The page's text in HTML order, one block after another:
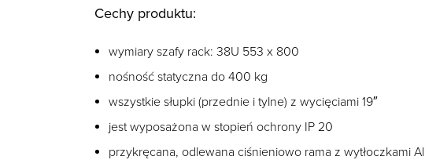
Cechy produktu:
wymiary szafy rack: 38U 553 x 800
nośność statyczna do 400 kg
wszystkie słupki (przednie i tylne) z wycięciami 19″
jest wyposażona w stopień ochrony IP 20
przykręcana, odlewana ciśnieniowo rama z wytłoczkami Al